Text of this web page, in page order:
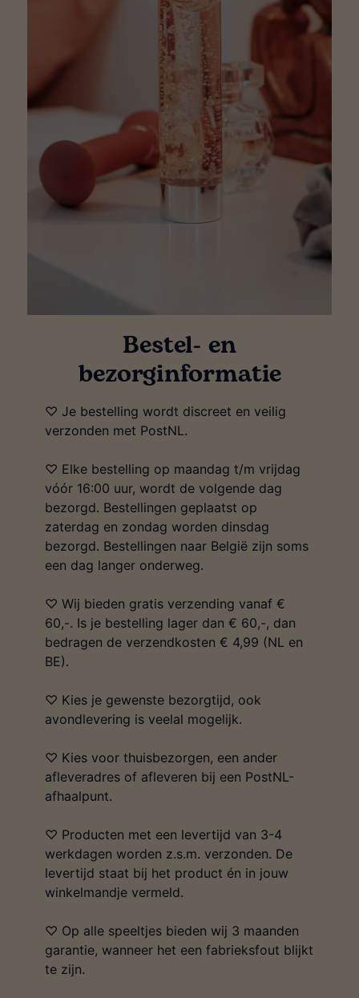
Bestel- en
bezorginformatie
♡ Je bestelling wordt discreet en veilig
verzonden met PostNL.
♡ Elke bestelling op maandag t/m vrijdag
vóór 16:00 uur, wordt de volgende dag
bezorgd. Bestellingen geplaatst op
zaterdag en zondag worden dinsdag
bezorgd. Bestellingen naar België zijn soms
een dag langer onderweg.
♡ Wij bieden gratis verzending vanaf €
60,-. Is je bestelling lager dan € 60,-, dan
bedragen de verzendkosten € 4,99 (NL en
BE).
♡ Kies je gewenste bezorgtijd, ook
avondlevering is veelal mogelijk.
♡ Kies voor thuisbezorgen, een ander
afleveradres of afleveren bij een PostNL-
afhaalpunt.
♡ Producten met een levertijd van 3-4
werkdagen worden z.s.m. verzonden. De
levertijd staat bij het product én in jouw
winkelmandje vermeld.
♡ Op alle speeltjes bieden wij 3 maanden
garantie, wanneer het een fabrieksfout blijkt
te zijn.